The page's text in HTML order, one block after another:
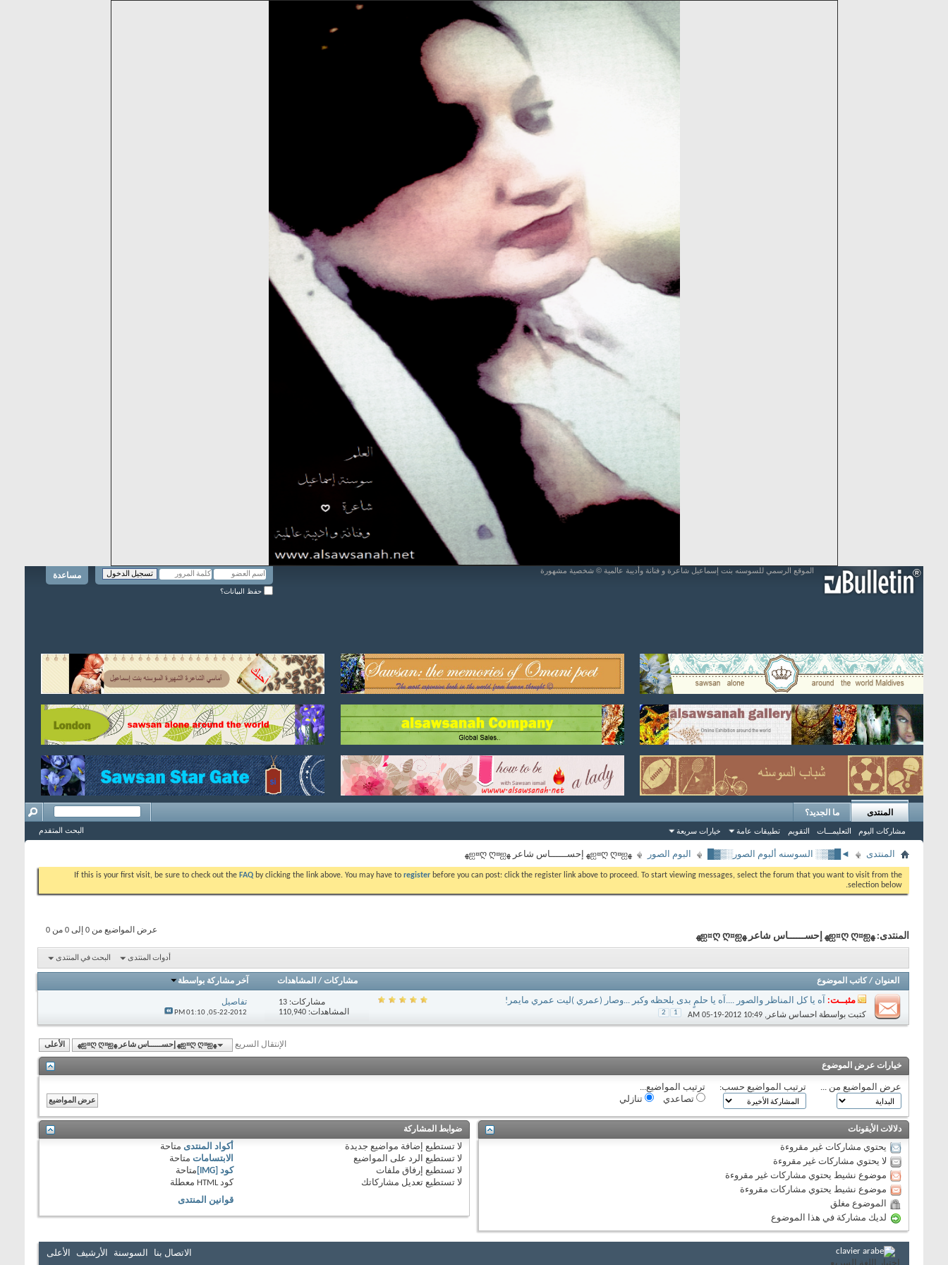
مساعدة
حفظ البيانات؟
الموقع الرسمي للسوسنه بنت إسماعيل شاعرة و فنانة وأديبة عالمية © شخصية مشهورة
المنتدى
مشاركات اليوم التعليمـــات التقويم تطبيقات عامة خيارات سريعة
ما الجديد؟
البحث المتقدم
المنتدى ◄█▓▒░ السوسنه ألبوم الصور░▒▓█ البوم الصور ﻬஐ¤ღ ღ¤ஐﻬ إحســــــاس شاعر ﻬஐ¤ღ ღ¤ஐﻬ
If this is your first visit, be sure to check out the FAQ by clicking the link above. You may have to register before you can post: click the register link above to proceed. To start viewing messages, select the forum that you want to visit from the
selection below.
عرض المواضيع من 0 إلى 0 من 0
المنتدى:ﻬஐ¤ღ ღ¤ஐﻬ إحســــــاس شاعر ﻬஐ¤ღ ღ¤ஐﻬ
أدوات المنتدى البحث في المنتدى
العنوان / كاتب الموضوع مشاركات / المشاهدات آخر مشاركة بواسطة
مثبــت: آه يا كل المناظر والصور ....آه يا حلمٍ بدى بلحظه وكبر ...وصار (عمري )ليت عمري مايمر!
كتبت بواسطة احساس شاعر ‏, 05-19-2012 10:49 AM
1
2
مشاركات:13
المشاهدات: 110,940
تفاصيل
05-22-2012,
01:10 PM
الإنتقال السريع ﻬஐ¤ღ ღ¤ஐﻬ إحســــــاس شاعر ﻬஐ¤ღ ღ¤ஐﻬ الأعلى
خيارات عرض الموضوع
عرض المواضيع من ... ترتيب المواضيع حسب:
ترتيب المواضيع...
تصاعدي
تنازلي
دلالات الأيقونات
يحتوي مشاركات غير مقروءة
لا يحتوي مشاركات غير مقروءة
موضوع نشيط يحتوي مشاركات غير مقروءة
موضوع نشيط يحتوي مشاركات مقروءة
الموضوع مغلق
لديك مشاركة في هذا الموضوع
ضوابط المشاركة
لا تستطيع إضافة مواضيع جديدة
لا تستطيع الرد على المواضيع
لا تستطيع إرفاق ملفات
لا تستطيع تعديل مشاركاتك
أكواد المنتدى متاحة
الابتسامات متاحة
كود [IMG]
متاحة
كود HTML
معطلة
قوانين المنتدى
الاتصال بنا السوسنة الأرشيف الأعلى